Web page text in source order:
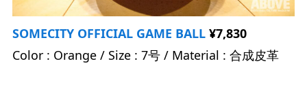
SOMECITY OFFICIAL GAME BALL¥7,830
Color : Orange / Size : 7号 / Material : 合成皮革